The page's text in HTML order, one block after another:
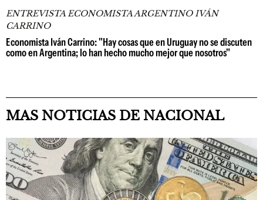
ENTREVISTA ECONOMISTA ARGENTINO IVÁN
CARRINO
Economista Iván Carrino: "Hay cosas que en Uruguay no se discuten
como en Argentina; lo han hecho mucho mejor que nosotros"
MAS NOTICIAS DE NACIONAL